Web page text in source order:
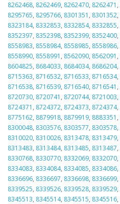
8262468, 8262469, 8262470, 8262471 ,
8295765, 8295766, 8301351 , 8301352,
8323184, 8332853, 8332854, 8332855,
8352397, 8352398, 8352399, 8352400,
8558983, 8558984, 8558985, 8558986,
8558990, 8558991 , 8562090, 8562091 ,
8604825, 8684033, 8684034, 8686204,
8715363, 8716532, 8716533, 8716534,
8716538, 8716539, 8716540, 8716541 ,
8720730, 8720741 , 8720744, 8721003,
8724371 , 8724372, 8724373, 8724374,
8775162, 8879918, 8879919, 8883351 ,
8300048, 8303576, 8303577, 8303578,
8310020, 8310026, 8313478, 8313479,
8313483, 8313484, 8313485, 8313487,
8330768, 8330770, 8332069, 8332070,
8334083, 8334084, 8334085, 8334086,
8336696, 8336697, 8336698, 8336699,
8339525, 8339526, 8339528, 8339529,
8345513, 8345514, 8345515, 8345516,